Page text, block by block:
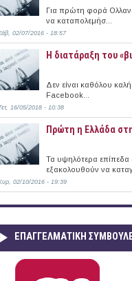
Για πρώτη φορά
να καταπολεμήσ...
02/07/2016 - 18:57
Η διατάραξη του
Δεν είναι καθόλου
Facebook...
16/05/2018 - 10:38
Πρώτη η Ελλάδα
Τα υψηλότερα επίπεδα
εξακολουθούν να
02/10/2016 - 19:39
ΕΠΑΓΓΕΛΜΑΤΙΚΉ